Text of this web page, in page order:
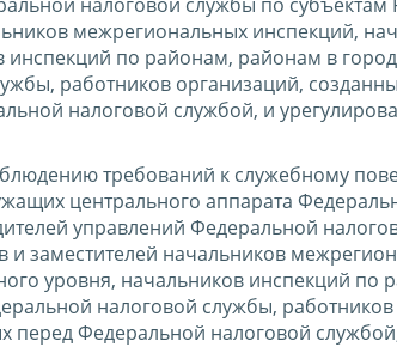
межрегиональных инспекций,
по районам, районам в
работников организаций,
налоговой службой, и
требований к служебному
центрального аппарата
управлений Федеральной
заместителей начальников
уровня, начальников инспекций по
налоговой службы,
перед Федеральной налоговой